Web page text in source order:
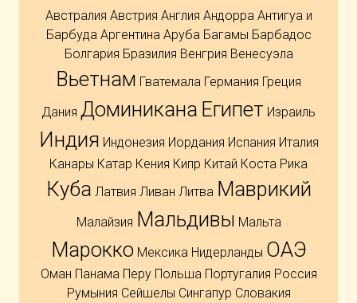
Австралия Австрия Англия Андорра Антигуа и
Барбуда Аргентина Аруба Багамы Барбадос
Болгария Бразилия Венгрия Венесуэла
Вьетнам Гватемала Германия Греция
Дания Доминикана Египет Израиль
Индия Индонезия Иордания Испания Италия
Канары Катар Кения Кипр Китай Коста Рика
Куба Латвия Ливан Литва Маврикий
Малайзия Мальдивы Мальта
Марокко Мексика Нидерланды ОАЭ
Оман Панама Перу Польша Португалия Россия
Румыния Сейшелы Сингапур Словакия